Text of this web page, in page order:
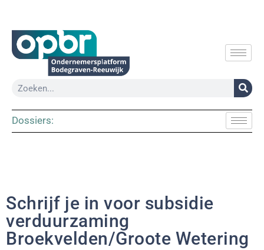
Dossiers:
Schrijf je in voor subsidie
verduurzaming
Broekvelden/Groote Wetering